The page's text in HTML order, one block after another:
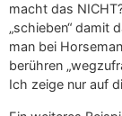
macht das
„schieben“ damit
man bei
berühren
Ich zeige nur auf